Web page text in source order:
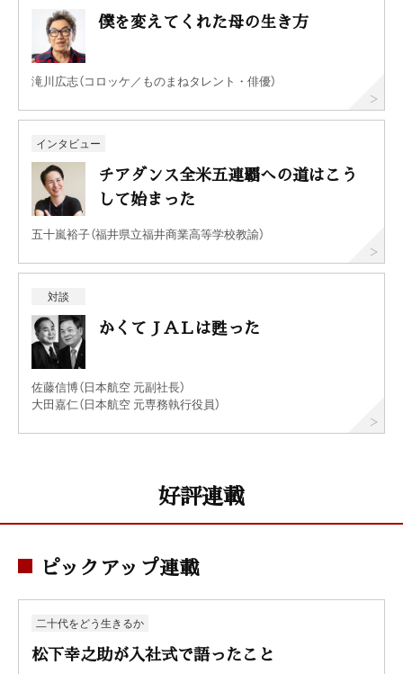
僕を変えてくれた母の生き方
滝川広志（コロッケ／ものまねタレント・俳優）
インタビュー
チアダンス全米五連覇への道はこう
して始まった
五十嵐裕子（福井県立福井商業高等学校教諭）
対談
かくてＪＡＬは甦った
佐藤信博（日本航空 元副社長）
大田嘉仁（日本航空 元専務執行役員）
好評連載
ピックアップ連載
二十代をどう生きるか
松下幸之助が入社式で語ったこと